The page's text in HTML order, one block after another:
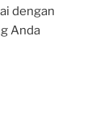
dengan
Anda